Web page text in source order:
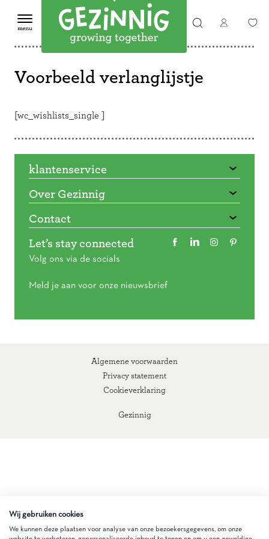
Voorbeeld verlanglijstje
[wc_wishlists_single ]
klantenservice
Over Gezinnig
Contact
Let’s stay connected
Volg ons via de socials
Meld je aan voor onze nieuwsbrief
Gezinnig
Algemene voorwaarden
Privacy statement
Cookieverklaring
Wij gebruiken cookies
We kunnen deze plaatsen voor analyse van onze bezoekersgegevens, om onze